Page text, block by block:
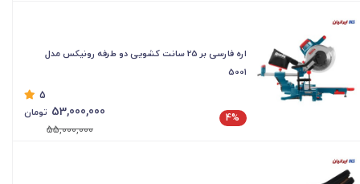
اره فارسی بر 25 سانت کشویی دو طرفه رونیکس مدل
5001
5
4%
53,000,000 تومان
55,000,000